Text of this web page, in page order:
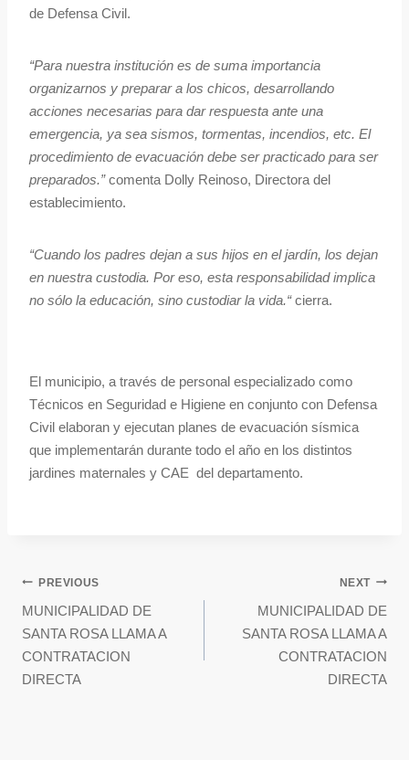
de Defensa Civil.
“Para nuestra institución es de suma importancia
organizarnos y preparar a los chicos, desarrollando
acciones necesarias para dar respuesta ante una
emergencia, ya sea sismos, tormentas, incendios, etc. El
procedimiento de evacuación debe ser practicado para ser
preparados.”comenta Dolly Reinoso, Directora del
establecimiento.
“Cuando los padres dejan a sus hijos en el jardín, los dejan
en nuestra custodia. Por eso, esta responsabilidad implica
no sólo la educación, sino custodiar la vida.“cierra.
El municipio, a través de personal especializado como
Técnicos en Seguridad e Higiene en conjunto con Defensa
Civil elaboran y ejecutan planes de evacuación sísmica
que implementarán durante todo el año en los distintos
jardines maternales y CAE del departamento.
PREVIOUS
MUNICIPALIDAD DE
SANTA ROSA LLAMA A
CONTRATACION
DIRECTA
NEXT
MUNICIPALIDAD DE
SANTA ROSA LLAMA A
CONTRATACION
DIRECTA